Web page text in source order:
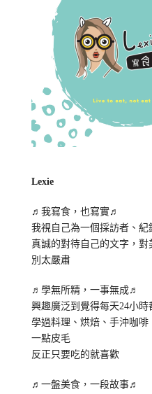
Lexie
♬我寫食，也寫實♬
我視自己為一個採訪者、紀
真誠的對待自己的文字，對
別太嚴肅
♬學無所精，一事無成♬
興趣廣泛到覺得每天24小時
學過料理、烘焙、手沖咖啡
一點皮毛
反正只要吃的就喜歡
♬一盤美食，一段故事♬